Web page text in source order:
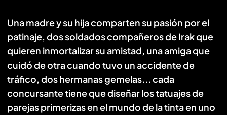
Una madre y su hija comparten su pasión por el
patinaje, dos soldados compañeros de Irak que
quieren inmortalizar su amistad, una amiga que
cuidó de otra cuando tuvo un accidente de
tráfico, dos hermanas gemelas... cada
concursante tiene que diseñar los tatuajes de
parejas primerizas en el mundo de la tinta en uno